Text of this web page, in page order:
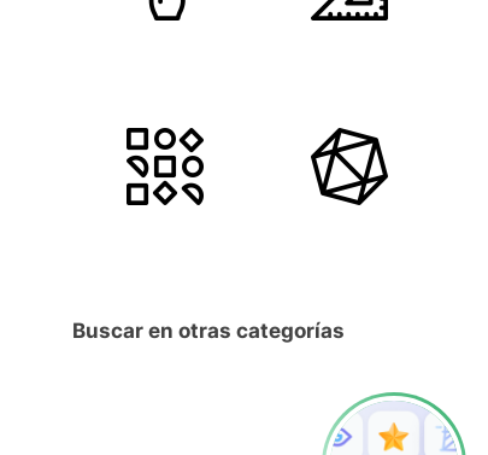
Buscar en otras categorías